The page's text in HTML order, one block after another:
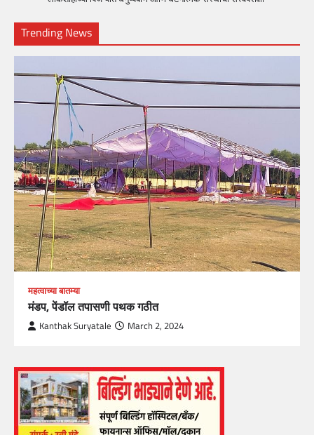
Trending News
महत्वाच्या बातम्या
मंडप, पेंडॉल तपासणी पथक गठीत
Kanthak Suryatale March 2, 2024